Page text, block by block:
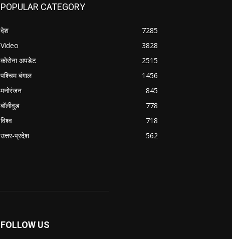
POPULAR CATEGORY
देश
7285
Video
3828
कोरोना अपडेट
2515
पश्चिम बंगाल
1456
मनोरंजन
845
बॉलीवुड
778
विश्व
718
उत्तर-प्रदेश
562
FOLLOW US